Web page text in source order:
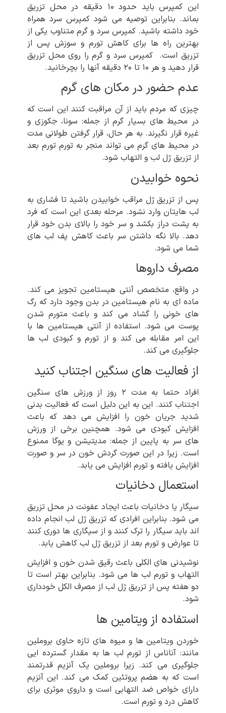
این کمپرس باید حدود ۱۰ دقیقه در محل تزریق
بماند. بنابراین توصیه می شود کمپرس سرد همراه
خود داشته باشید. کمپرس سرد و گرم متناوب یکی از
بهترین راه ها برای کاهش تورم و سوزش پس از
تزریق است. کمپرس سرد و گرم را روی محل تزریق
قرار دهید و هر ۱۰ تا ۲۰ دقیقه آنها را بچرخانید.
عدم حضور در مکان های گرم
چیزی که مردم باید از آن مراقبت کنند این است که
در محیط های بسیار گرم از جمله: سونا، جکوزی و
غیره قرار نگیرند. به هر حال، قرار گرفتن طولانی مدت
در محیط های گرم می تواند منجر به تورم تورم بعد
از تزریق ژل لب و التهاب شود.
نحوه خوابیدن
پس از تزریق ژل مراقب خوابیدن باشید تا فشاری به
لب هایتان وارد نشود. مرحله بعدی این است که فرد
به پشت دراز بکشد و سر خود را بالای بدن خود قرار
دهد. بالا نگه داشتن سر باعث کاهش پف لب های
شما می شود.
مصرف داروها
در واقع، متخصص آنتی هیستامین تجویز می کند.
ماده ای به نام هیستامین در بدن وجود دارد که رگ
های خونی را گشاد می کند و باعث متورم شدن
پوست می شود. استفاده از آنتی هیستامین ها با
این امر مقابله می کند و از تورم و کبودی لب ها
جلوگیری می کند.
از فعالیت های سنگین اجتناب کنید
افراد حتما به مدت ۲ روز از ورزش های سنگین
اجتناب کنند. این به این دلیل است که فعالیت بدنی
شدید جریان خون را افزایش می دهد که باعث
افزایش کبودی می شود. همچنین برخی از ورزش
های سر به پایین از جمله: مدیتیشن و یوگا ممنوع
است. زیرا در این صورت گردش خون در سر و صورت
افزایش یافته و تورم افزایش می یابد.
استعمال دخانیات
سیگار یا دخانیات باعث ایجاد عفونت در محل تزریق
می شود. بنابراین افرادی که تزریق ژل لب انجام داده
اند باید سیگار را ترک کنند و از سیگاری ها دوری کنند
تا عوارض و تورم بعد از تزریق ژل لب کاهش یابد.
نوشیدنی های الکلی باعث رقیق شدن خون و افزایش
التهاب و تورم لب ها می شود. بنابراین بهتر است تا
دو هفته پس از تزریق ژل لب از مصرف الکل خودداری
شود.
استفاده از ویتامین ها
خوردن ویتامین ها و میوه های تازه حاوی بروملین
مانند: آناناس از تورم لب ها به مقدار گسترده ایی
جلوگیری می کند. زیرا بروملین یک آنزیم قدرتمند
است که به هضم پروتئین کمک می کند. این آنزیم
دارای خواص ضد التهابی است و داروی موثری برای
کاهش درد و تورم است.